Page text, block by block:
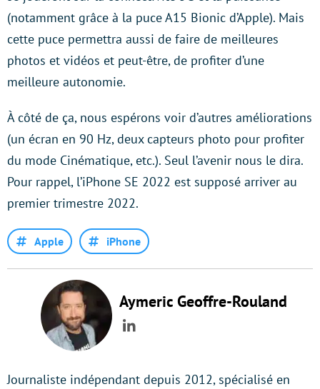
(notamment grâce à la puce A15 Bionic d’Apple). Mais
cette puce permettra aussi de faire de meilleures
photos et vidéos et peut-être, de profiter d’une
meilleure autonomie.
À côté de ça, nous espérons voir d’autres améliorations
(un écran en 90 Hz, deux capteurs photo pour profiter
du mode Cinématique, etc.). Seul l’avenir nous le dira.
Pour rappel, l’iPhone SE 2022 est supposé arriver au
premier trimestre 2022.
Apple iPhone
Aymeric Geoffre-Rouland
LinkedIn
Journaliste indépendant depuis 2012, spécialisé en